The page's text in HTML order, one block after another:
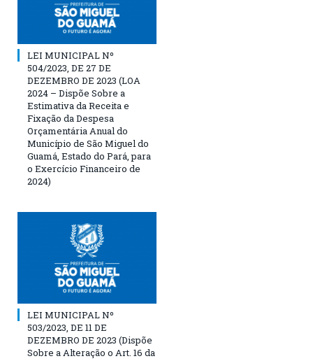
LEI MUNICIPAL Nº
504/2023, DE 27 DE
DEZEMBRO DE 2023 (LOA
2024 – Dispõe Sobre a
Estimativa da Receita e
Fixação da Despesa
Orçamentária Anual do
Município de São Miguel do
Guamá, Estado do Pará, para
o Exercício Financeiro de
2024)
LEI MUNICIPAL Nº
503/2023, DE 11 DE
DEZEMBRO DE 2023 (Dispõe
Sobre a Alteração o Art. 16 da